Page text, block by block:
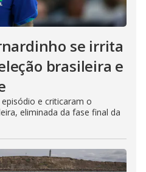
se irrita
brasileira e
e criticaram o
eliminada da fase final da